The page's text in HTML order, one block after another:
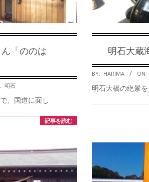
「ののは
明石
、国道に面し
記事を読む
明石大蔵
2021-
07-
BY: HARIMA ON:
明石大橋の絶景